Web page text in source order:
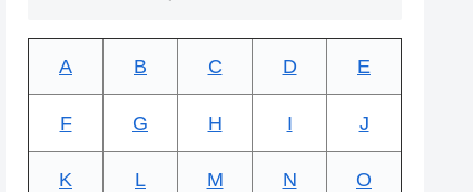
A B C D E
F G H I J
K L M N O